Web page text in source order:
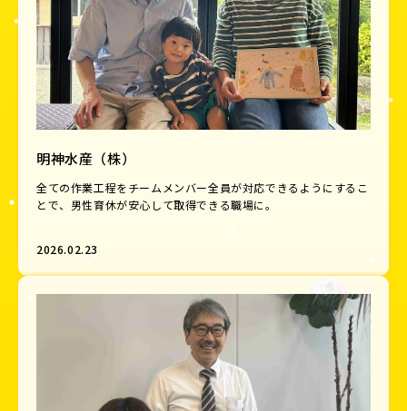
明神水産（株）
全ての作業工程をチームメンバー全員が対応できるようにするこ
とで、男性育休が安心して取得できる職場に。
2026.02.23